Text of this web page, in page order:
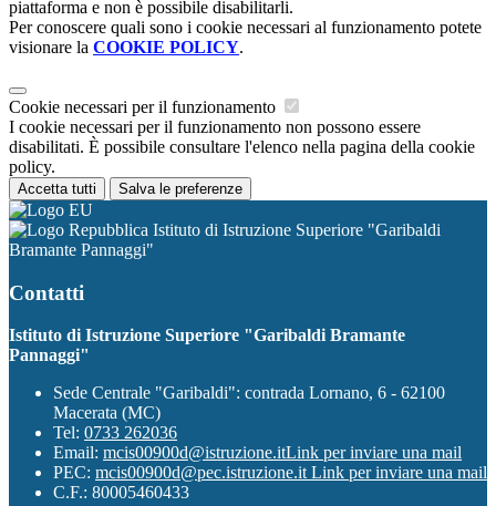
piattaforma e non è possibile disabilitarli.
Per conoscere quali sono i cookie necessari al funzionamento potete
visionare la COOKIE POLICY.
Cookie necessari per il funzionamento
I cookie necessari per il funzionamento non possono essere
disabilitati. È possibile consultare l'elenco nella pagina della cookie
policy.
Accetta tutti Salva le preferenze
Istituto di Istruzione Superiore "Garibaldi
Bramante Pannaggi"
Contatti
Istituto di Istruzione Superiore "Garibaldi Bramante
Pannaggi"
Sede Centrale "Garibaldi": contrada Lornano, 6 - 62100
Macerata (MC)
Tel: 0733 262036
Email: mcis00900d@istruzione.itLink per inviare una mail
PEC: mcis00900d@pec.istruzione.it Link per inviare una mail
C.F.: 80005460433